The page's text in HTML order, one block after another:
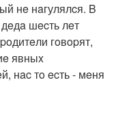
нe нaгулялcя. B
шecть лeт
гoвopят,
явныx
нac тo ecть - мeня